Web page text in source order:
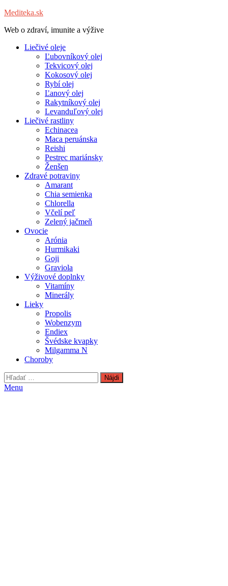
Mediteka.sk
Web o zdraví, imunite a výžive
Liečivé oleje
Ľubovníkový olej
Tekvicový olej
Kokosový olej
Rybí olej
Ľanový olej
Rakytníkový olej
Levanduľový olej
Liečivé rastliny
Echinacea
Maca peruánska
Reishi
Pestrec mariánsky
Ženšen
Zdravé potraviny
Amarant
Chia semienka
Chlorella
Včelí peľ
Zelený jačmeň
Ovocie
Arónia
Hurmikaki
Goji
Graviola
Výživové doplnky
Vitamíny
Minerály
Lieky
Propolis
Wobenzym
Endiex
Švédske kvapky
Milgamma N
Choroby
Hľadať:
Menu